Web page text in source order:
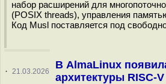
набор расширений для
(POSIX threads), управления
Код Musl поставляется под
· 21.03.2026
В AlmaLinux
архитектуры RISC-V